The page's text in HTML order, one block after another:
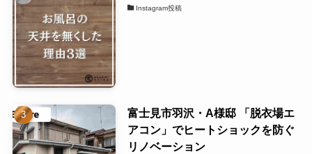
Instagram投稿
富士見市羽沢・A様邸 「脱衣場エ
アコン」でヒートショックを防ぐ
リノベーション